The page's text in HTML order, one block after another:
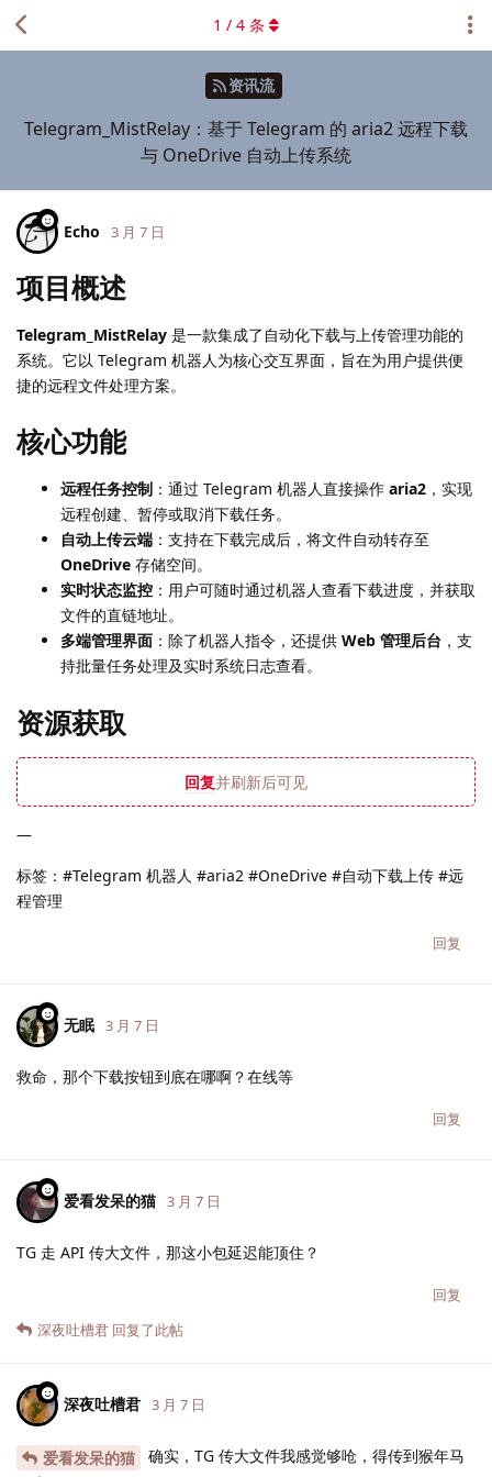
资讯流
Telegram_MistRelay：基于 Telegram 的 aria2 远程下载
与 OneDrive 自动上传系统
1 / 4 条
Echo 3 月 7 日
项目概述
Telegram_MistRelay 是一款集成了自动化下载与上传管理功能的
系统。它以 Telegram 机器人为核心交互界面，旨在为用户提供便
捷的远程文件处理方案。
核心功能
远程任务控制 ：通过 Telegram 机器人直接操作 aria2 ，实现
远程创建、暂停或取消下载任务。
自动上传云端 ：支持在下载完成后，将文件自动转存至
OneDrive 存储空间。
实时状态监控 ：用户可随时通过机器人查看下载进度，并获取
文件的直链地址。
多端管理界面 ：除了机器人指令，还提供 Web 管理后台 ，支
持批量任务处理及实时系统日志查看。
资源获取
回复并刷新后可见
—
标签：#Telegram 机器人 #aria2 #OneDrive #自动下载上传 #远
程管理
回复
无眠 3 月 7 日
救命，那个下载按钮到底在哪啊？在线等
回复
爱看发呆的猫 3 月 7 日
TG 走 API 传大文件，那这小包延迟能顶住？
回复
深夜吐槽君 回复了此帖
深夜吐槽君 3 月 7 日
爱看发呆的猫
确实，TG 传大文件我感觉够呛，得传到猴年马